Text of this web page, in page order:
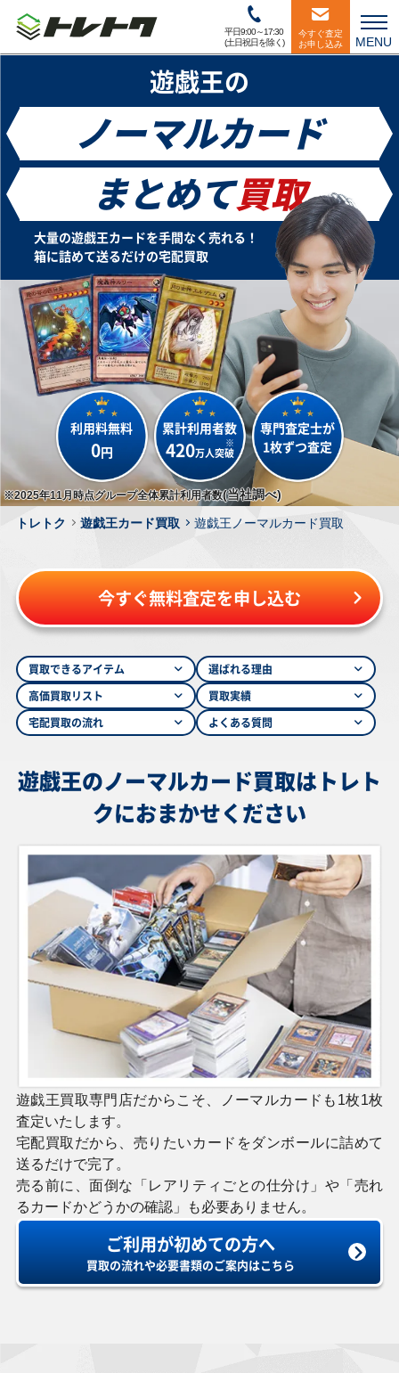
平日9:00～17:30
(土日祝日を除く)
今すぐ査定
お申し込み
MENU
遊戯王の
ノーマルカード
まとめて買取
大量の遊戯王カードを手間なく売れる！
箱に詰めて送るだけの宅配買取
利用料無料
0円
累計利用者数
420万人突破
※
専門査定士が
1枚ずつ査定
※2025年11月時点グループ全体累計利用者数(当社調べ)
トレトク
遊戯王カード買取 遊戯王ノーマルカード買取
今すぐ無料査定を申し込む
買取できるアイテム
選ばれる理由
高価買取リスト
買取実績
宅配買取の流れ
よくある質問
遊戯王のノーマルカード買取は トレト
クにおまかせください
遊戯王買取専門店だからこそ、ノーマルカードも1枚1枚
査定いたします。
宅配買取だから、売りたいカードをダンボールに詰めて
送るだけで完了。
売る前に、面倒な「レアリティごとの仕分け」や「売れ
るカードかどうかの確認」も必要ありません。
ご利用が初めての方へ
買取の流れや必要書類のご案内はこちら